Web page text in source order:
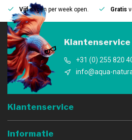
Vijfdagen per week open. Gratis
Klantenservice
+31 (0) 255 820
info@aqua-
Klantenservice
Informatie